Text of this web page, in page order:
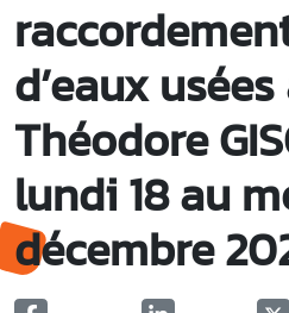
d’eaux
Théodore
lundi 18 au
décembre